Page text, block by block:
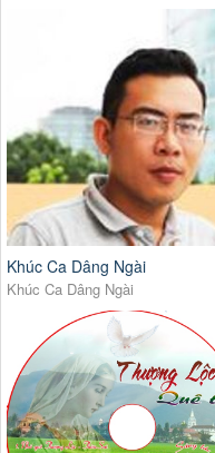
Khúc Ca Dâng Ngài
Khúc Ca Dâng Ngài